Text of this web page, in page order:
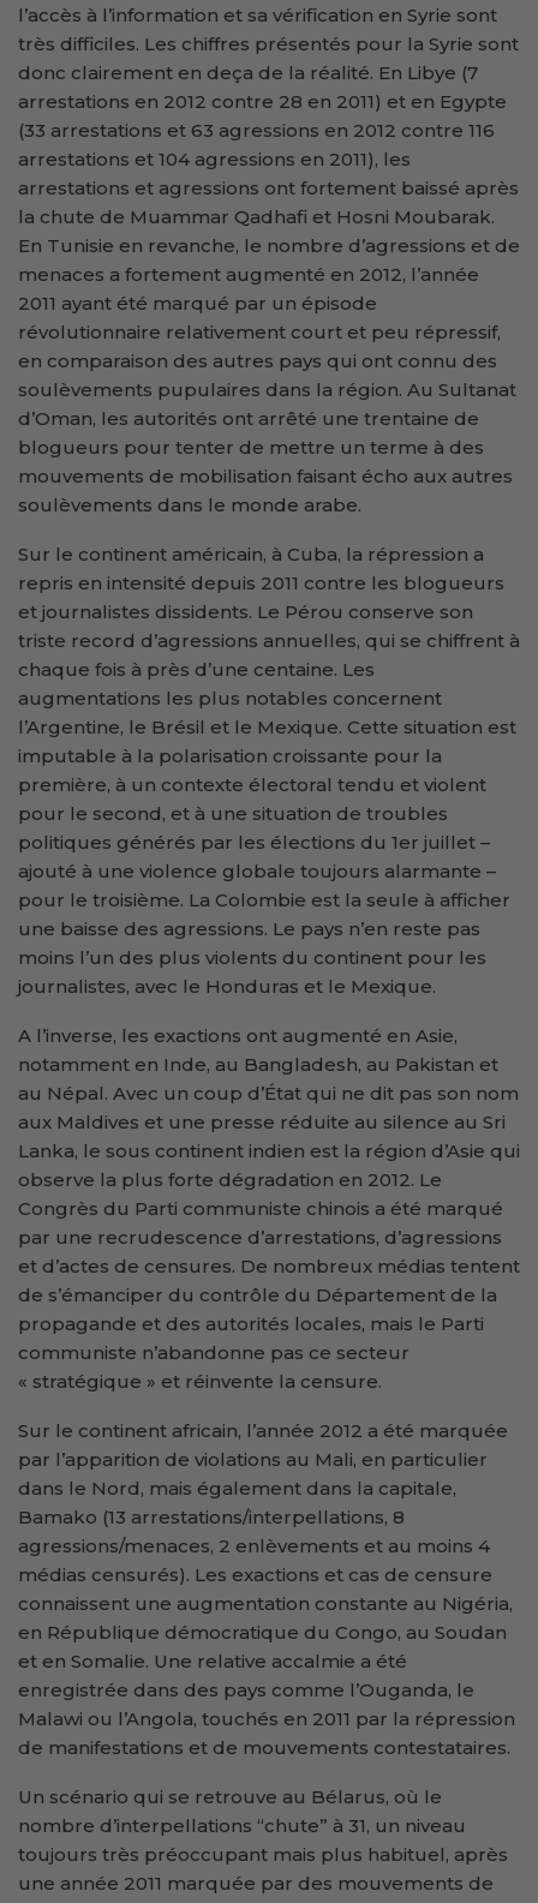
l’accès à l’information et sa vérification en Syrie sont
très difficiles. Les chiffres présentés pour la Syrie sont
donc clairement en deça de la réalité. En Libye (7
arrestations en 2012 contre 28 en 2011) et en Egypte
(33 arrestations et 63 agressions en 2012 contre 116
arrestations et 104 agressions en 2011), les
arrestations et agressions ont fortement baissé après
la chute de Muammar Qadhafi et Hosni Moubarak.
En Tunisie en revanche, le nombre d’agressions et de
menaces a fortement augmenté en 2012, l’année
2011 ayant été marqué par un épisode
révolutionnaire relativement court et peu répressif,
en comparaison des autres pays qui ont connu des
soulèvements pupulaires dans la région. Au Sultanat
d’Oman, les autorités ont arrêté une trentaine de
blogueurs pour tenter de mettre un terme à des
mouvements de mobilisation faisant écho aux autres
soulèvements dans le monde arabe.
Sur le continent américain, à Cuba, la répression a
repris en intensité depuis 2011 contre les blogueurs
et journalistes dissidents. Le Pérou conserve son
triste record d’agressions annuelles, qui se chiffrent à
chaque fois à près d’une centaine. Les
augmentations les plus notables concernent
l’Argentine, le Brésil et le Mexique. Cette situation est
imputable à la polarisation croissante pour la
première, à un contexte électoral tendu et violent
pour le second, et à une situation de troubles
politiques générés par les élections du 1er juillet –
ajouté à une violence globale toujours alarmante –
pour le troisième. La Colombie est la seule à afficher
une baisse des agressions. Le pays n’en reste pas
moins l’un des plus violents du continent pour les
journalistes, avec le Honduras et le Mexique.
A l’inverse, les exactions ont augmenté en Asie,
notamment en Inde, au Bangladesh, au Pakistan et
au Népal. Avec un coup d’État qui ne dit pas son nom
aux Maldives et une presse réduite au silence au Sri
Lanka, le sous continent indien est la région d’Asie qui
observe la plus forte dégradation en 2012. Le
Congrès du Parti communiste chinois a été marqué
par une recrudescence d’arrestations, d’agressions
et d’actes de censures. De nombreux médias tentent
de s’émanciper du contrôle du Département de la
propagande et des autorités locales, mais le Parti
communiste n’abandonne pas ce secteur
« stratégique » et réinvente la censure.
Sur le continent africain, l’année 2012 a été marquée
par l’apparition de violations au Mali, en particulier
dans le Nord, mais également dans la capitale,
Bamako (13 arrestations/interpellations, 8
agressions/menaces, 2 enlèvements et au moins 4
médias censurés). Les exactions et cas de censure
connaissent une augmentation constante au Nigéria,
en République démocratique du Congo, au Soudan
et en Somalie. Une relative accalmie a été
enregistrée dans des pays comme l’Ouganda, le
Malawi ou l’Angola, touchés en 2011 par la répression
de manifestations et de mouvements contestataires.
Un scénario qui se retrouve au Bélarus, où le
nombre d’interpellations “chute” à 31, un niveau
toujours très préoccupant mais plus habituel, après
une année 2011 marquée par des mouvements de